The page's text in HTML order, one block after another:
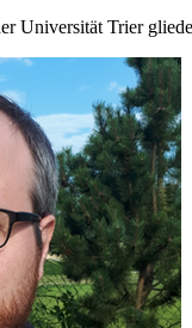
Universität Trier